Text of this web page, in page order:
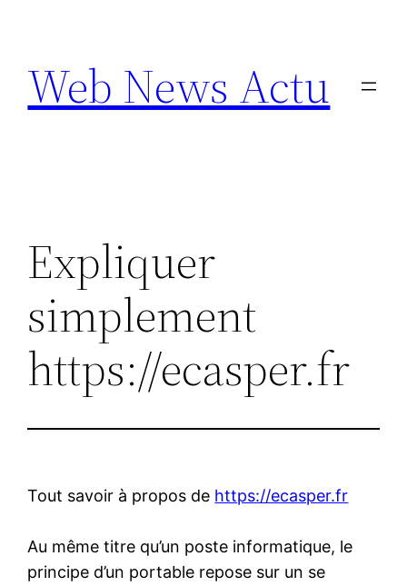
contenu
Web News Actu
Expliquer
simplement
https://ecasper.fr
Tout savoir à propos de https://ecasper.fr
Au même titre qu’un poste informatique, le
principe d’un portable repose sur un se